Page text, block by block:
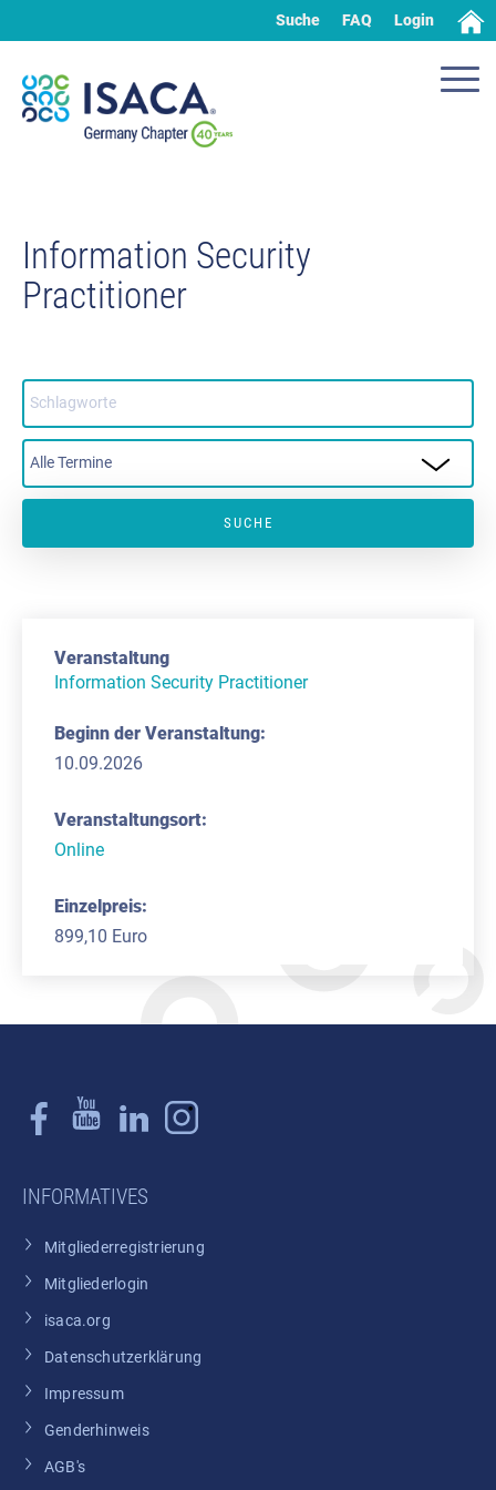
Suche FAQ Login
Information Security
Practitioner
Information Security Practitioner
10.09.2026
Online
899,10 Euro
INFORMATIVES
Mitgliederregistrierung
Mitgliederlogin
isaca.org
Datenschutzerklärung
Impressum
Genderhinweis
AGB's